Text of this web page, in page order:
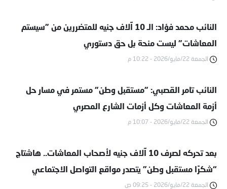
النائب محمد فؤاد: الـ 10 آلاف جنيه للمتضررين من "سيستم
المعاشات" ليست منحة بل حق دستوري
الجمعة 22/مايو/2026 - 10:22 م
النائب تامر القصبي: "مستقبل وطن" مستمر في مسار حل
أزمة المعاشات وكل أزمات الشارع المصري
الجمعة 22/مايو/2026 - 10:07 م
بعد تحركه لصرف 10 آلاف جنيه لأصحاب المعاشات.. هاشتاج
“شكرًا مستقبل وطن” يتصدر مواقع التواصل الاجتماعي
الجمعة 22/مايو/2026 - 09:25 ص